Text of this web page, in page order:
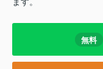
ます。
無料